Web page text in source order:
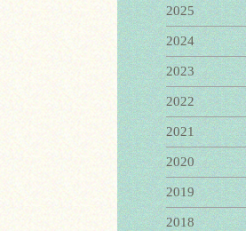
2025
2024
2023
2022
2021
2020
2019
2018